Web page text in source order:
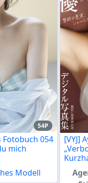
54P
Fotobuch 054
mich
Modell
[VYJ]